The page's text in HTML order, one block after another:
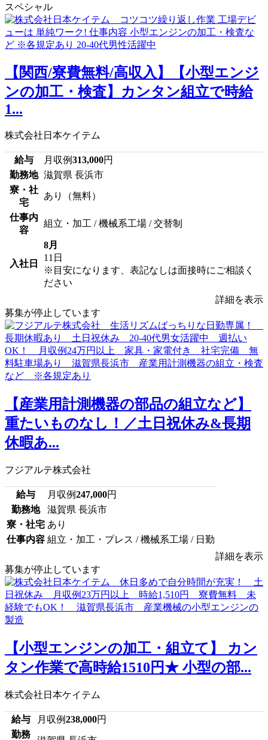
スペシャル
【関西/寮費無料/高収入】【小型エンジ
ンの加工・検査】カンタン組立で時給
1...
株式会社日本ケイテム
給与 月収例313,000円
勤務地 滋賀県 長浜市
寮・社
宅
あり（無料）
仕事内
容
組立・加工 / 機械系工場 / 交替制
入社日
8月
11日
※目安になります、表記なしは面接時にご相談く
ださい
詳細を表示
募集が停止しています
【産業用計測機器の部品の組立など】
重たいものなし！／土日祝休み&長期
休暇あ...
フジアルテ株式会社
給与 月収例247,000円
勤務地
滋賀県 長浜市
寮・社宅 あり
仕事内容 組立・加工・プレス / 機械系工場 / 日勤
詳細を表示
募集が停止しています
【小型エンジンの加工・組立て】 カン
タン作業で高時給1510円★ 小型の部...
株式会社日本ケイテム
給与 月収例238,000円
勤務